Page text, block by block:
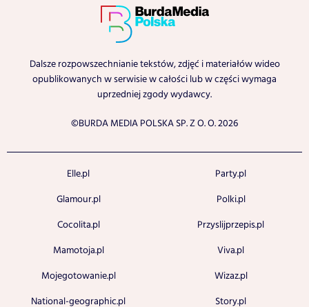
Dalsze rozpowszechnianie tekstów, zdjęć i materiałów wideo
opublikowanych w serwisie w całości lub w części wymaga
uprzedniej zgody wydawcy.
©BURDA MEDIA POLSKA SP. Z O. O. 2026
Elle.pl
Glamour.pl
Cocolita.pl
Mamotoja.pl
Mojegotowanie.pl
National-geographic.pl
Party.pl
Polki.pl
Przyslijprzepis.pl
Viva.pl
Wizaz.pl
Story.pl